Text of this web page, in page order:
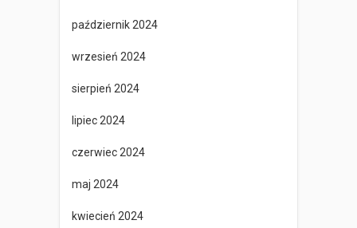
październik 2024
wrzesień 2024
sierpień 2024
lipiec 2024
czerwiec 2024
maj 2024
kwiecień 2024